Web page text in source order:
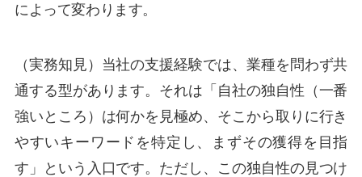
によって変わります。
（実務知見）当社の支援経験では、業種を問わず共
通する型があります。それは「自社の独自性（一番
強いところ）は何かを見極め、そこから取りに行き
やすいキーワードを特定し、まずその獲得を目指
す」という入口です。ただし、この独自性の見つけ